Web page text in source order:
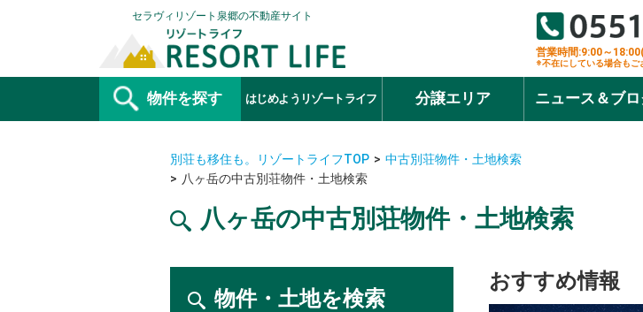
セラヴィリゾート泉郷の不動産サイト
営業時間:9:00～
※不在にしている場合もご
物件を探す はじめようリゾートライフ 分譲エリア ニュース＆ブロ
別荘も移住も。リゾートライフTOP
中古別荘物件・土地検索
八ヶ岳の中古別荘物件・土地検索
八ヶ岳の中古別荘物件・土地検索
物件・土地を検索
おすすめ情報